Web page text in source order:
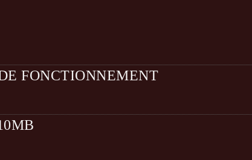
FONCTIONNEMENT